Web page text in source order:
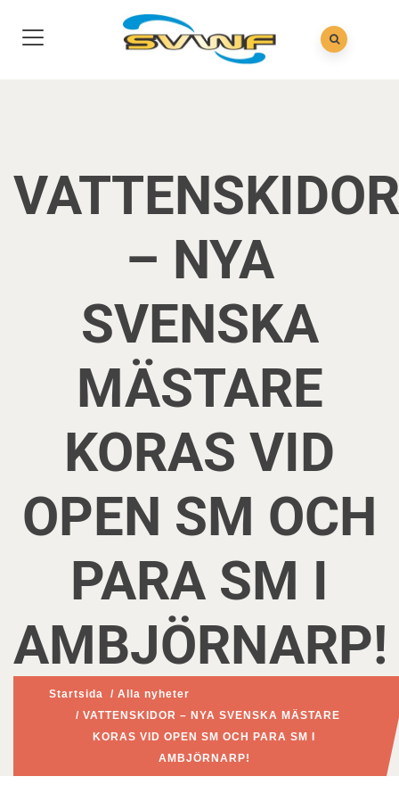
VATTENSKIDOR
– NYA
SVENSKA
MÄSTARE
KORAS VID
OPEN SM OCH
PARA SM I
AMBJÖRNARP!
Startsida / Alla nyheter
/ VATTENSKIDOR – NYA SVENSKA MÄSTARE
KORAS VID OPEN SM OCH PARA SM I
AMBJÖRNARP!